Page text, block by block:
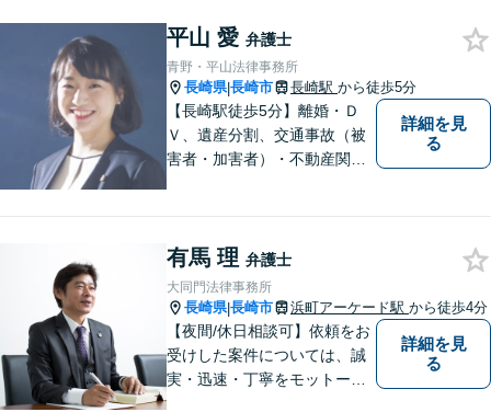
～7年合計）
平山 愛 弁護士
青野・平山法律事務所
長崎県|長崎市 長崎駅 から徒歩5分
【長崎駅徒歩5分】離婚・Ｄ
Ｖ、遺産分割、交通事故（被
害者・加害者）・不動産関連
詳細を見
る
有馬 理 弁護士
大同門法律事務所
長崎県|長崎市 浜町アーケード駅 から徒歩4分
【夜間/休日相談可】依頼をお
受けした案件については、誠
実・迅速・丁寧をモットーに
詳細を見
る